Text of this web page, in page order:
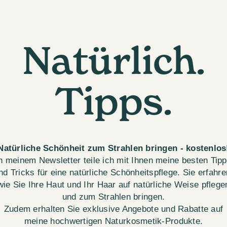
Natürlich.
Tipps.
Schönheit zum Strahlen bringen -
meinem Newsletter teile ich mit Ihnen meine besten
Tricks für eine natürliche Schönheitspflege. Sie
Sie Ihre Haut und Ihr Haar auf natürliche Weise
und zum Strahlen bringen.
Zudem erhalten Sie exklusive Angebote und Rabatte auf
meine hochwertigen Naturkosmetik-Produkte.